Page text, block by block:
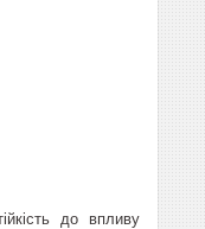
до впливу